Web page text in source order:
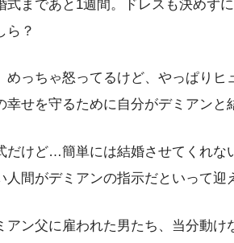
式まであと1週間。ドレスも決めず
ら？
めっちゃ怒ってるけど、やっぱりヒ
幸せを守るために自分がデミアンと
だけど…簡単には結婚させてくれな
人間がデミアンの指示だといって迎
アン父に雇われた男たち、当分動